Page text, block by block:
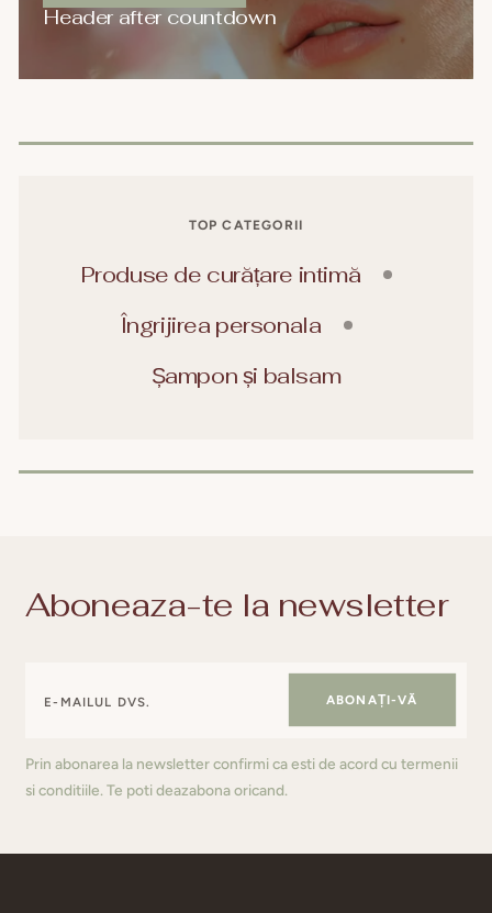
Header after countdown
TOP CATEGORII
Produse de curățare intimă
Îngrijirea personala
Șampon și balsam
Aboneaza-te la newsletter
ABONAȚI-VĂ
Prin abonarea la newsletter confirmi ca esti de acord cu termenii
si conditiile. Te poti deazabona oricand.